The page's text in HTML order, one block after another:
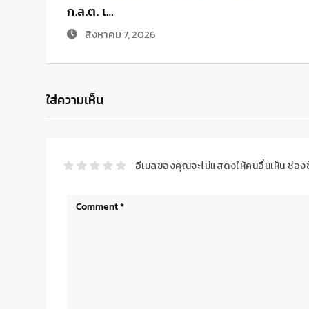
ก.ล.ต. เ…
สิงหาคม 7, 2026
ใส่ความเห็น
อีเมลของคุณจะไม่แสดงให้คนอื่นเห็น ช่อง